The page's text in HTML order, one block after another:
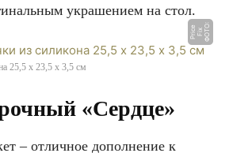
украшением на стол.
Ф
О
Т О:
Fi
x P
ri
c
e
25,5 х 23,5 х 3,5 см
«Сердце»
– отличное дополнение к